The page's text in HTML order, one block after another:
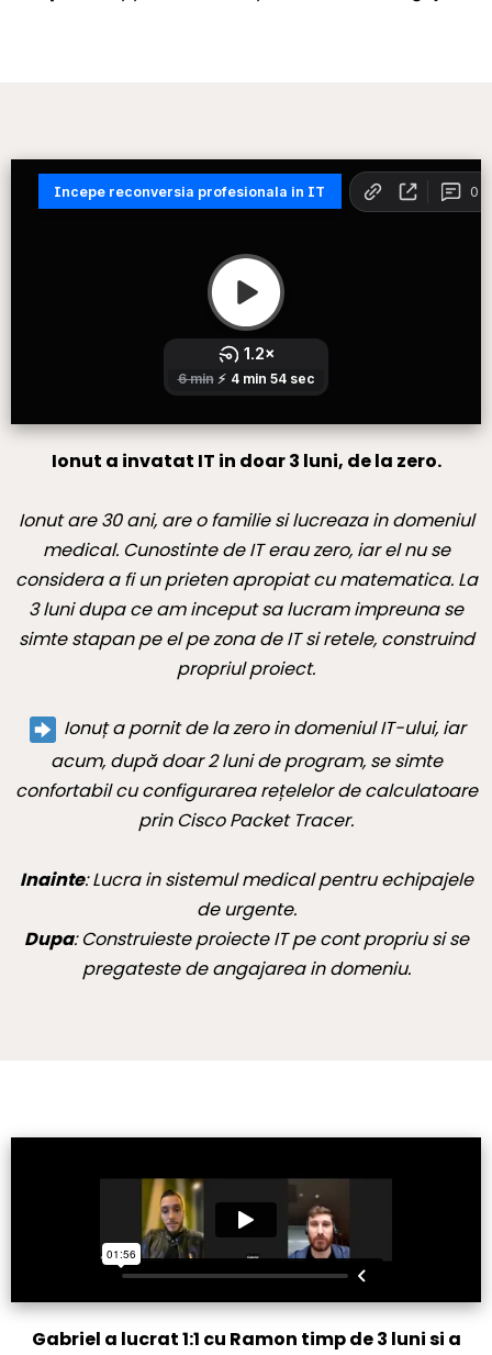
Ionut a invatat IT in doar 3 luni, de la zero.
Ionut are 30 ani, are o familie si lucreaza in domeniul
medical. Cunostinte de IT erau zero, iar el nu se
considera a fi un prieten apropiat cu matematica. La
3 luni dupa ce am inceput sa lucram impreuna se
simte stapan pe el pe zona de IT si retele, construind
propriul proiect.
Ionuț a pornit de la zero in domeniul IT-ului, iar
acum, după doar 2 luni de program, se simte
confortabil cu configurarea rețelelor de calculatoare
prin Cisco Packet Tracer.
Inainte: Lucra in sistemul medical pentru echipajele
de urgente.
Dupa: Construieste proiecte IT pe cont propriu si se
pregateste de angajarea in domeniu.
Gabriel a lucrat 1:1 cu Ramon timp de 3 luni si a